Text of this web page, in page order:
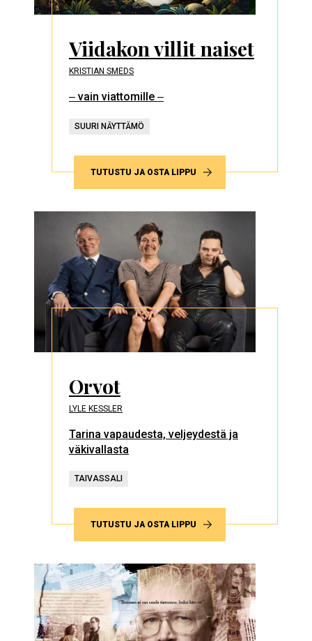
Viidakon villit naiset
KRISTIAN SMEDS
‒ vain viattomille ‒
SUURI NÄYTTÄMÖ
TUTUSTU JA OSTA LIPPU
Orvot
LYLE KESSLER
Tarina vapaudesta, veljeydestä ja
väkivallasta
TAIVASSALI
TUTUSTU JA OSTA LIPPU